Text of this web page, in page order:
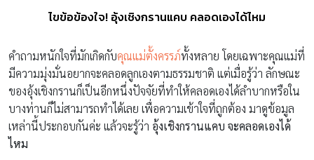
ไขข้อข้องใจ! อุ้งเชิงกรานแคบ คลอดเองได้ไหม
คำถามหนักใจที่มักเกิดกับคุณแม่ตั้งครรภ์ทั้งหลาย โดยเฉพาะคุณแม่ที่
มีความมุ่งมั่นอยากจะคลอดลูกเองตามธรรมชาติ แต่เมื่อรู้ว่า ลักษณะ
ของอุ้งเชิงกรานก็เป็นอีกหนึ่งปัจจัยที่ทำให้คลอดเองได้ลำบากหรือใน
บางท่านก็ไม่สามารถทำได้เลย เพื่อความเข้าใจที่ถูกต้อง มาดูข้อมูล
เหล่านี้ประกอบกันค่ะ แล้วจะรู้ว่า อุ้งเชิงกรานแคบ จะคลอดเองได้
ไหม